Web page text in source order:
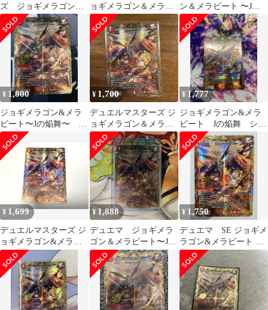
ズ ジョギメラゴン＆
メラビート Jの焔舞 超
シークレット
ョギメラゴン＆メラビ
ート Jの焔舞 超シーク
レット
ン＆メラビート 〜Jの
焔舞〜 シークレット
¥ 1,800
ジョギメラゴン&メラ
ビート〜Jの焔舞〜 シ
ークレット
¥ 1,700
デュエルマスターズ ジ
ョギメラゴン＆メラビ
ート
¥ 1,777
ジョギメラゴン&メラ
ビート Jの焔舞 シー
クレット
¥ 1,699
デュエルマスターズ ジ
ョギメラゴン&メラビ
ート〜Jの焔舞〜 シー
クレットレア
¥ 1,888
デュエマ ジョギメラ
ゴン＆メラビート〜Jの
焔舞〜 シークレット
¥ 1,750
デュエマ SE ジョギメ
ラゴン&メラビート ～J
の焔舞～(シークレット
レア仕様)